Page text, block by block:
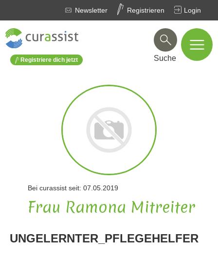
Login
Registrieren
Newsletter
Registriere dich jetzt Suche
Bei curassist seit: 07.05.2019
Frau Ramona Mitreiter
UNGELERNTER_PFLEGEHELFER